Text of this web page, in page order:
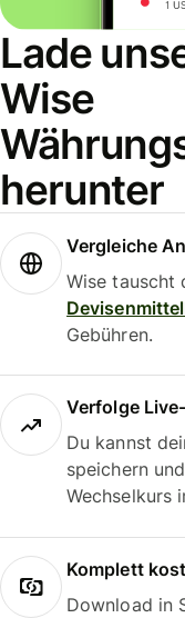
Lade
Wise
herunter
Vergleiche
Wise tauscht
Gebühren.
Verfolge
Du kannst
speichern
Wechselkurs
Komplett
Download in